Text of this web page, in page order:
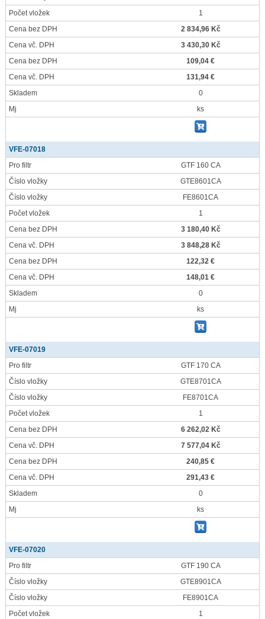
Počet vložek
1
Cena bez DPH
2 834,96 Kč
Cena vč. DPH
3 430,30 Kč
Cena bez DPH
109,04 €
Cena vč. DPH
131,94 €
Skladem
0
Mj
ks
VFE-07018
Pro filtr
GTF 160 CA
Číslo vložky
GTE8601CA
Číslo vložky
FE8601CA
Počet vložek
1
Cena bez DPH
3 180,40 Kč
Cena vč. DPH
3 848,28 Kč
Cena bez DPH
122,32 €
Cena vč. DPH
148,01 €
Skladem
0
Mj
ks
VFE-07019
Pro filtr
GTF 170 CA
Číslo vložky
GTE8701CA
Číslo vložky
FE8701CA
Počet vložek
1
Cena bez DPH
6 262,02 Kč
Cena vč. DPH
7 577,04 Kč
Cena bez DPH
240,85 €
Cena vč. DPH
291,43 €
Skladem
0
Mj
ks
VFE-07020
Pro filtr
GTF 190 CA
Číslo vložky
GTE8901CA
Číslo vložky
FE8901CA
Počet vložek
1